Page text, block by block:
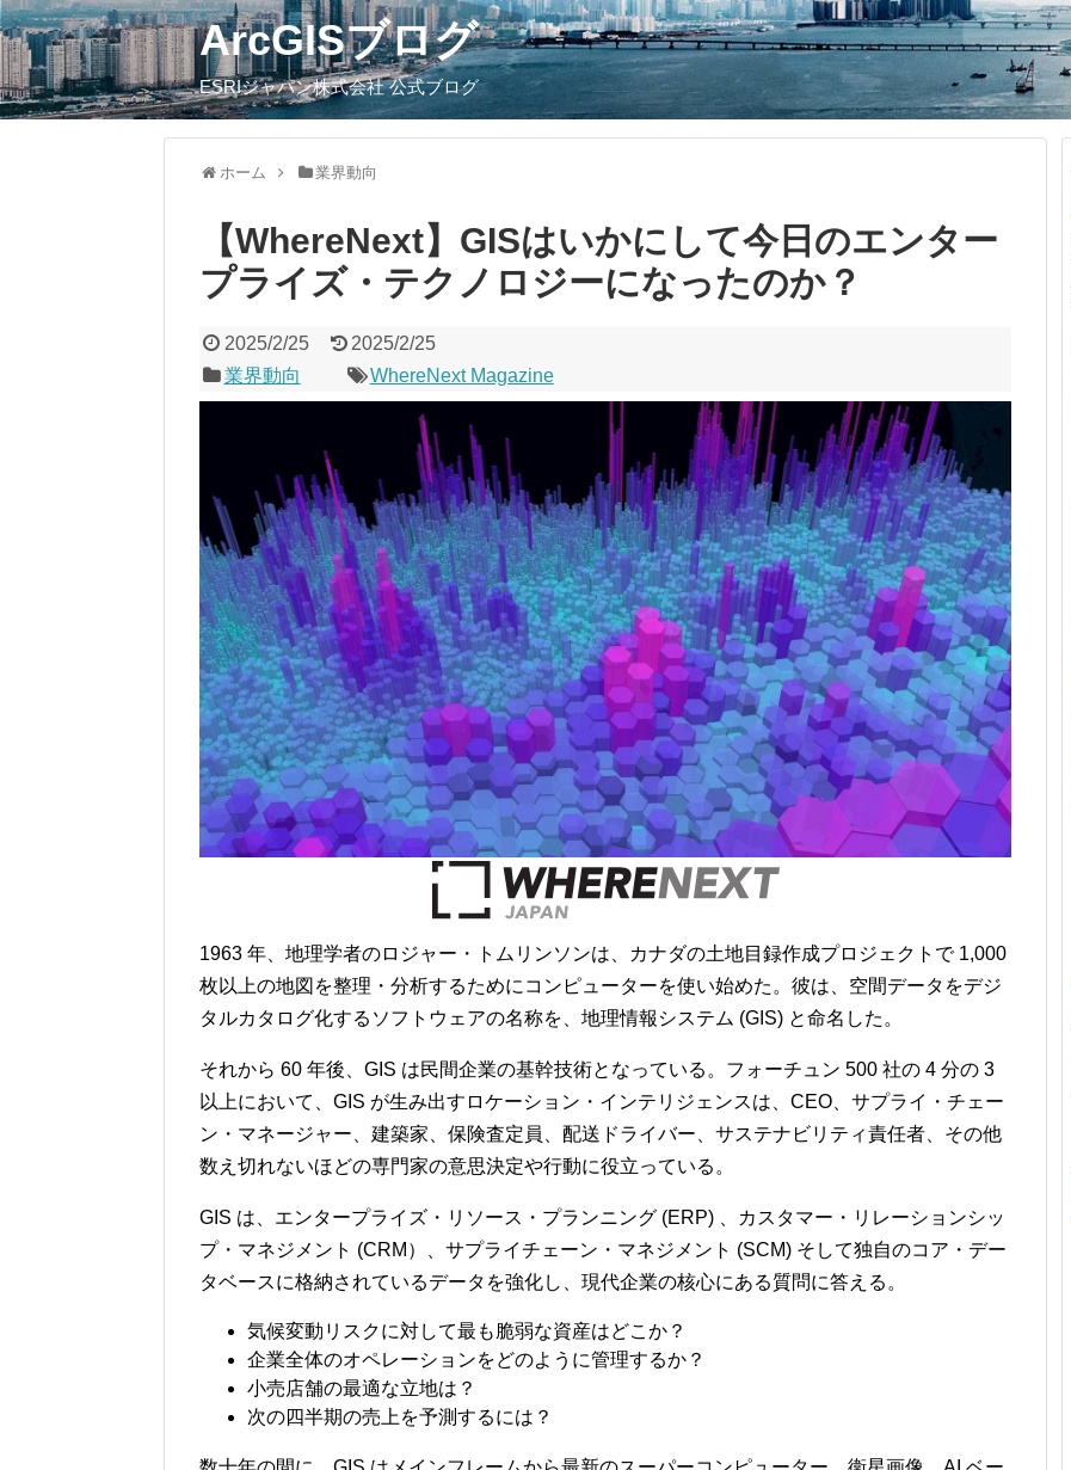
ArcGISブログ
ESRIジャパン株式会社 公式ブログ
ホーム 業界動向
【WhereNext】GISはいかにして今日のエンター
プライズ・テクノロジーになったのか？
2025/2/25
2025/2/25
業界動向
WhereNext Magazine
1963 年、地理学者のロジャー・トムリンソンは、カナダの土地目録作成プロジェクトで 1,000
枚以上の地図を整理・分析するためにコンピューターを使い始めた。彼は、空間データをデジ
タルカタログ化するソフトウェアの名称を、地理情報システム (GIS) と命名した。
それから 60 年後、GIS は民間企業の基幹技術となっている。フォーチュン 500 社の 4 分の 3
以上において、GIS が生み出すロケーション・インテリジェンスは、CEO、サプライ・チェー
ン・マネージャー、建築家、保険査定員、配送ドライバー、サステナビリティ責任者、その他
数え切れないほどの専門家の意思決定や行動に役立っている。
GIS は、エンタープライズ・リソース・プランニング (ERP) 、カスタマー・リレーションシッ
プ・マネジメント (CRM）、サプライチェーン・マネジメント (SCM) そして独自のコア・デー
タベースに格納されているデータを強化し、現代企業の核心にある質問に答える。
気候変動リスクに対して最も脆弱な資産はどこか？
企業全体のオペレーションをどのように管理するか？
小売店舗の最適な立地は？
次の四半期の売上を予測するには？